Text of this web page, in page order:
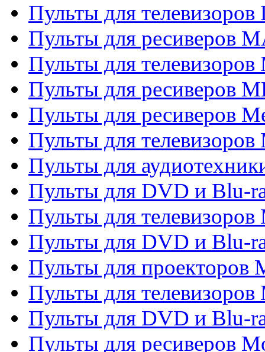
Пульты для телевизоров
Пульты для ресиверов
Пульты для телевизоров
Пульты для ресиверов
Пульты для ресиверов
Пульты для телевизоров
Пульты для
Пульты для DVD и Blu-
Пульты для
Пульты для DVD и Blu-
Пульты для проекторов
Пульты для
Пульты для DVD и Blu-
Пульты для ресиверов